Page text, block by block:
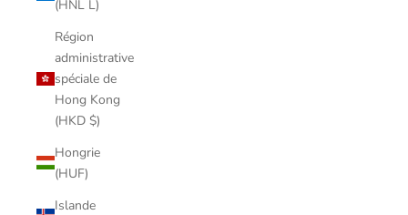
(HNL L)
Région
administrative
spéciale de
Hong Kong
(HKD $)
Hongrie
(HUF)
Islande